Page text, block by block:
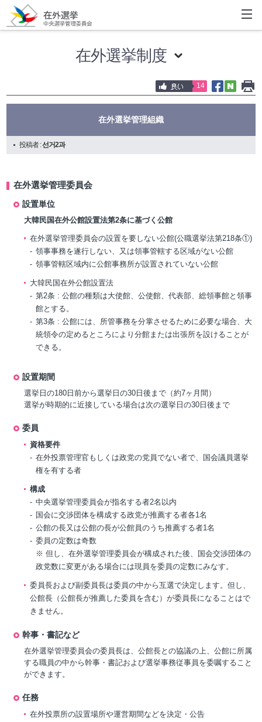
在外選挙制度
14
在外選挙管理組織
投稿者 :선거2과
在外選挙管理委員会
設置単位
大韓民国在外公館設置法第2条に基づく公館
在外選挙管理委員会の設置を要しない公館(公職選挙法第218条①)
領事事務を遂行しない、又は領事管轄する区域がない公館
領事管轄区域内に公館事務所が設置されていない公館
大韓民国在外公館設置法
第2条 : 公館の種類は大使館、公使館、代表部、総領事館と領事
館とする。
第3条 : 公館には、所管事務を分掌させるために必要な場合、大
統領令の定めるところにより分館または出張所を設けることが
できる。
設置期間
選挙日の180日前から選挙日の30日後まで（約7ヶ月間）
選挙が時期的に近接している場合は次の選挙日の30日後まで
委員
資格要件
在外投票管理官もしくは政党の党員でない者で、国会議員選挙
権を有する者
構成
中央選挙管理委員会が指名する者2名以内
国会に交渉団体を構成する政党が推薦する者各1名
公館の長又は公館の長が公館員のうち推薦する者1名
委員の定数は奇数
※ 但し、在外選挙管理委員会が構成された後、国会交渉団体の
政党数に変更がある場合には現員を委員の定数にみなす。
委員長および副委員長は委員の中から互選で決定します。但し、
公館長（公館長が推薦した委員を含む）が委員長になることはで
きません。
幹事・書記など
在外選挙管理委員会の委員長は、公館長との協議の上、公館に所属
する職員の中から幹事・書記および選挙事務従事員を委嘱すること
ができます。
任務
在外投票所の設置場所や運営期間などを決定・公告